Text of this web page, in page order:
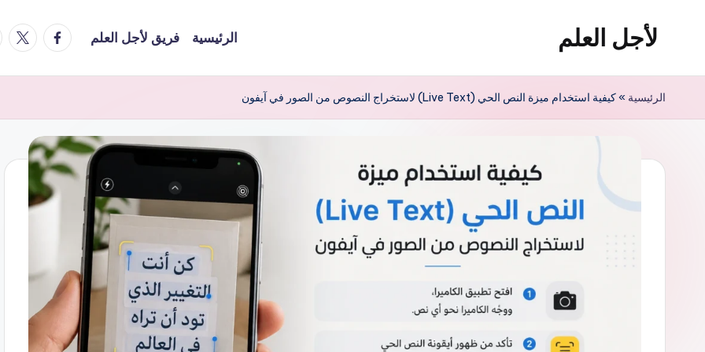
لأجل العلم
العلم
بأخبار
في
الرئيسية فريق لأجل العلم facebook
x
الرئيسية » كيفية استخدام ميزة النص الحي (Live Text) لاستخراج النصوص من الصور في آيفون